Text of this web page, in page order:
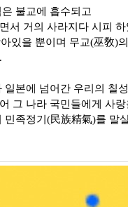
불교에 흡수되고
서 거의 사라지다 시피
있을 뿐이며 무교(巫敎)의
일본에 넘어간 우리의 칠
그 나라 국민들에게 사
민족정기(民族精氣)를 말